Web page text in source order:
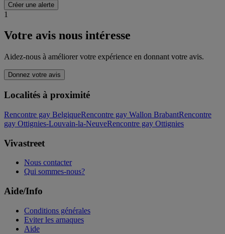
Créer une alerte
1
Votre avis nous intéresse
Aidez-nous à améliorer votre expérience en donnant votre avis.
Donnez votre avis
Localités à proximité
Rencontre gay BelgiqueRencontre gay Wallon BrabantRencontre
gay Ottignies-Louvain-la-NeuveRencontre gay Ottignies
Vivastreet
Nous contacter
Qui sommes-nous?
Aide/Info
Conditions générales
Eviter les arnaques
Aide